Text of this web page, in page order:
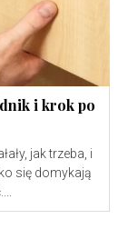
i krok po
jak trzeba, i
się domykają